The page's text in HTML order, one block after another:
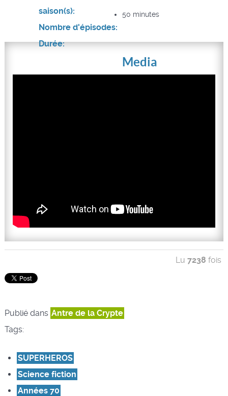
saison(s):
Nombre d'épisodes:
Durée:
50 minutes
Media
Lu7238 fois
Publié dans Antre de la Crypte
Tags:
SUPERHEROS
Science fiction
Années 70